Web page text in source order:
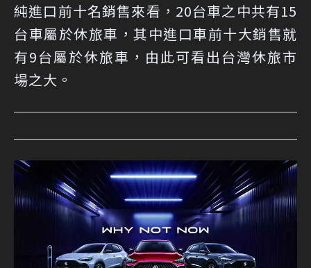
純進口前十名銷售來看，20台車之中共有15
台車屬於休旅車，其中進口車前十大銷售就
有9台屬於休旅車，由此可看出台灣休旅市
場之大。